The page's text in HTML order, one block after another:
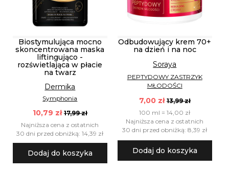
Biostymulująca mocno
skoncentrowana maska
liftingująco -
rozświetlająca w płacie
na twarz
Dermika
Symphonia
10,79 zł 17,99 zł
Najniższa cena z ostatnich
30 dni przed obniżką: 14,39 zł
Dodaj do koszyka
Odbudowujący krem 70+
na dzień i na noc
Soraya
PEPTYDOWY ZASTRZYK
MŁODOŚCI
7,00 zł 13,99 zł
100 ml = 14,00 zł
Najniższa cena z ostatnich
30 dni przed obniżką: 8,39 zł
Dodaj do koszyka